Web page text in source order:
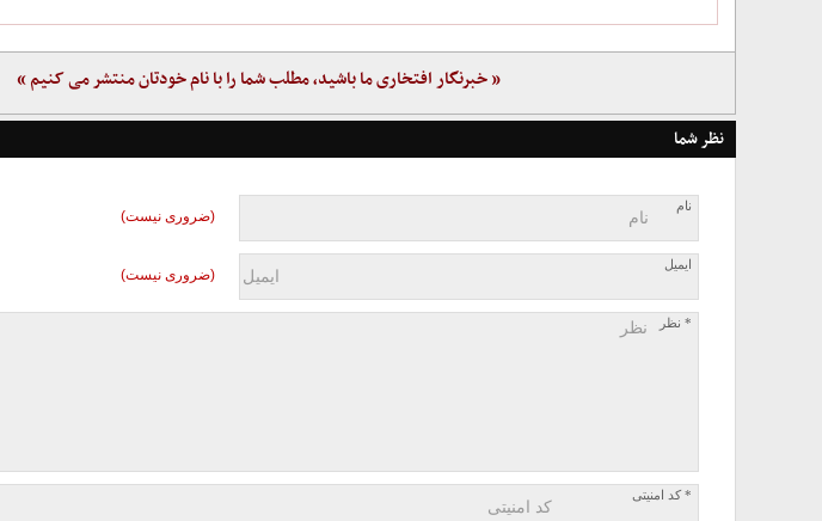
« خبرنگار افتخاری ما باشید، مطلب شما را با نام خودتان منتشر می کنیم »
نظر شما
نام
(ضروری نیست)
ایمیل
(ضروری نیست)
* نظر
* کد امنیتی